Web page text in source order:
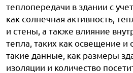
теплопередачи в здании с
как солнечная активность,
и стены, а также влияние
тепла, таких как освещение и
такие данные, как размеры
изоляции и количество